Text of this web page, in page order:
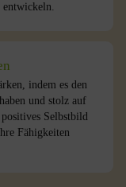
entwickeln.
indem es den
und stolz auf
Selbstbild
Fähigkeiten